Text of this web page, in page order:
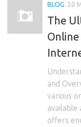
BLOG 20
The
Online
and
various
available
offers